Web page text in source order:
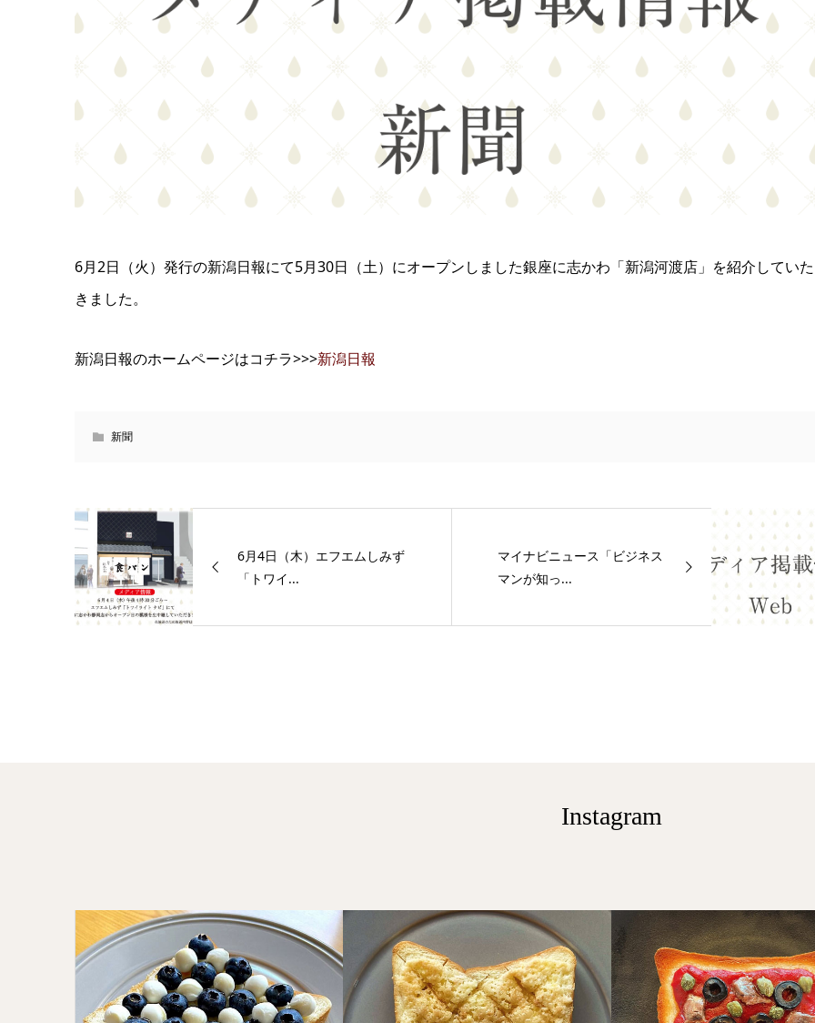
6月2日（火）発行の新潟日報にて5月30日（土）にオープンしました銀座に志かわ「新潟河渡店」を紹介してい
きました。
新潟日報のホームページはコチラ>>>新潟日報
新聞
6月4日（木）エフエムしみず
「トワイ...
マイナビニュース「ビジネス
マンが知っ...
Instagram